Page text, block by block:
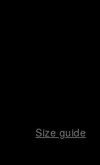
Size guide